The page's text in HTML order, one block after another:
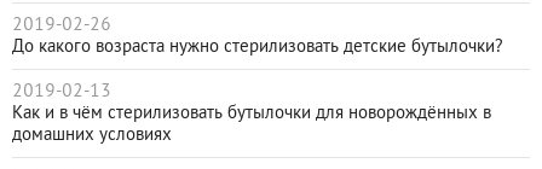
2019-02-26
До какого возраста нужно стерилизовать детские бутылочки?
2019-02-13
Как и в чём стерилизовать бутылочки для новорождённых в
домашних условиях